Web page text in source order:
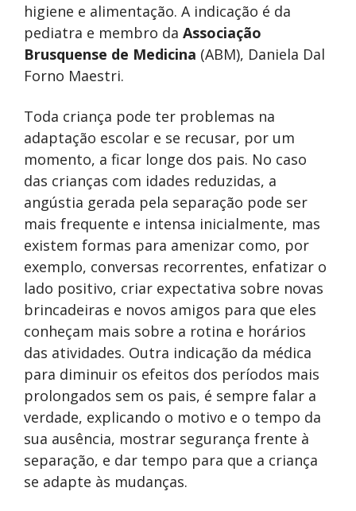
higiene e alimentação. A indicação é da
pediatra e membro da Associação
Brusquense de Medicina (ABM), Daniela Dal
Forno Maestri.
Toda criança pode ter problemas na
adaptação escolar e se recusar, por um
momento, a ficar longe dos pais. No caso
das crianças com idades reduzidas, a
angústia gerada pela separação pode ser
mais frequente e intensa inicialmente, mas
existem formas para amenizar como, por
exemplo, conversas recorrentes, enfatizar o
lado positivo, criar expectativa sobre novas
brincadeiras e novos amigos para que eles
conheçam mais sobre a rotina e horários
das atividades. Outra indicação da médica
para diminuir os efeitos dos períodos mais
prolongados sem os pais, é sempre falar a
verdade, explicando o motivo e o tempo da
sua ausência, mostrar segurança frente à
separação, e dar tempo para que a criança
se adapte às mudanças.